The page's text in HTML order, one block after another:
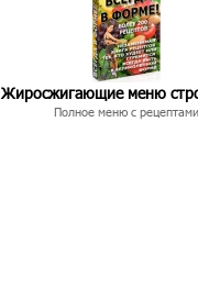
Жиросжигающие меню
Полное меню с рецептами